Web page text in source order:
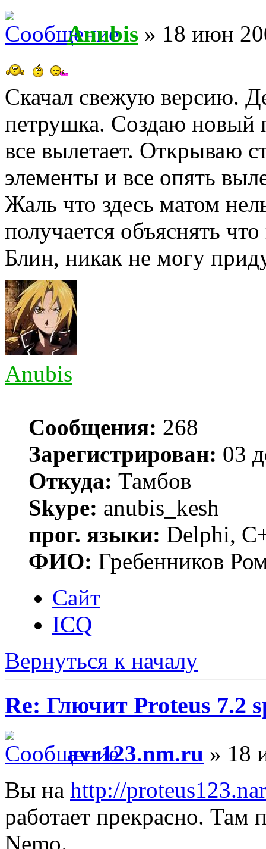
Anubis » 18 июн
Скачал свежую версию.
петрушка. Создаю новый
все вылетает. Открываю
элементы и все опять
Жаль что здесь матом
получается объяснять
Блин, никак не могу
Anubis
Сообщения: 268
Зарегистрирован: 03
Откуда: Тамбов
Skype: anubis_kesh
прог. языки: Delphi,
ФИО: Гребенников
Сайт
ICQ
Вернуться к началу
Re: Глючит Proteus 7.2
avr123.nm.ru » 18
Вы на http://
работает прекрасно. Там
Nemo.